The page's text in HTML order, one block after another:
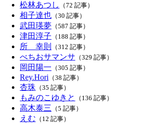
松林あつし （72 記事）
相子達也 （30 記事）
武田瑛夢 （587 記事）
津田淳子 （188 記事）
所 幸則 （312 記事）
べちおサマンサ （329 記事）
岡田陽一 （305 記事）
Rey.Hori （38 記事）
杏珠 （35 記事）
もみのこゆきと （136 記事）
高木泰三 （5 記事）
えむ （12 記事）